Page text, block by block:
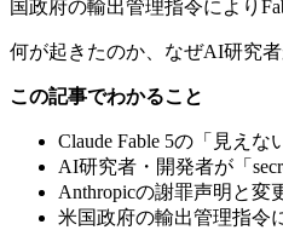
国政府の輸出管理指令により
何が起きたのか、なぜAI研究
この記事でわかること
Claude Fable 5の「見え
AI研究者・開発者が「
Anthropicの謝罪声明と変
米国政府の輸出管理指令